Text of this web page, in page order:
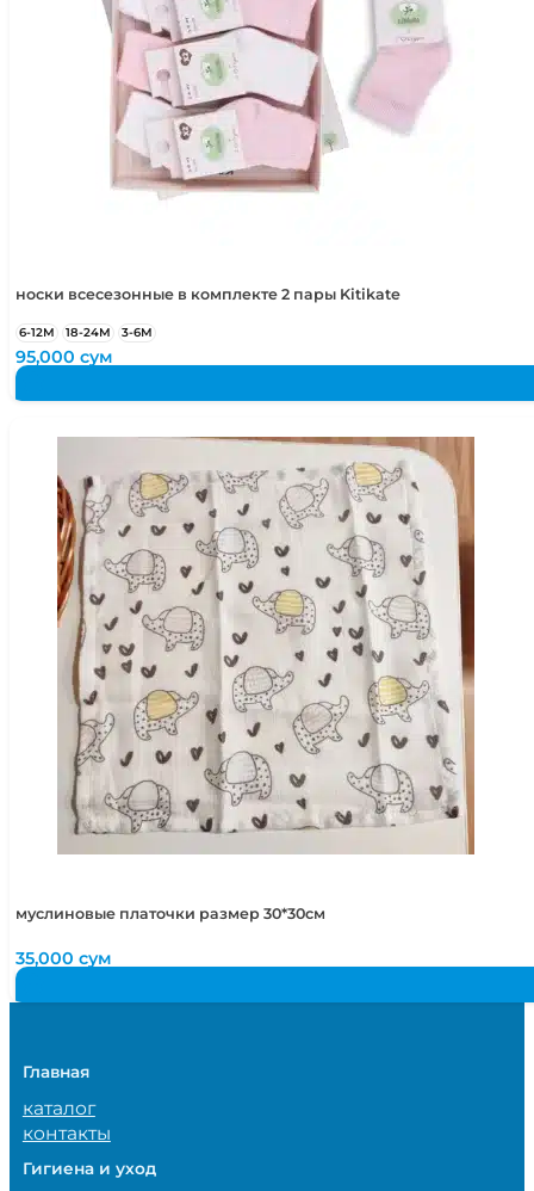
носки всесезонные в комплекте 2 пары Kitikate
6-12М 18-24М 3-6М
95,000сум
муслиновые платочки размер 30*30см
35,000сум
Главная
каталог
контакты
Гигиена и уход